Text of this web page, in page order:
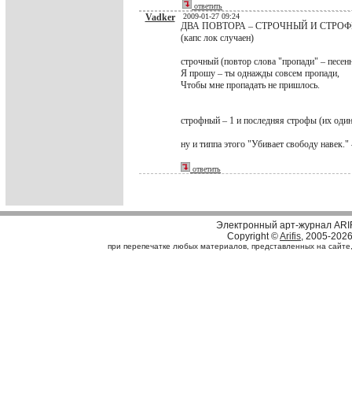
ответить
Vadker 2009-01-27 09:24
ДВА ПОВТОРА – СТРОЧНЫЙ И
(капс лок случаен)
строчный (повтор слова "пропади" –
Я прошу – ты однажды совсем пропади,
Чтобы мне пропадать не пришлось.
строфный – 1 и последняя строфы (их
ну и типпа этого "Убивает свободу навек."
ответить
Электронный арт-журнал
Copyright ©Arifis, 2005-2026
при перепечатке любых материалов, представленных на